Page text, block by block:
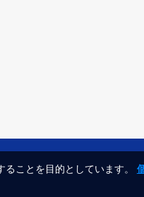
ことを目的としています。